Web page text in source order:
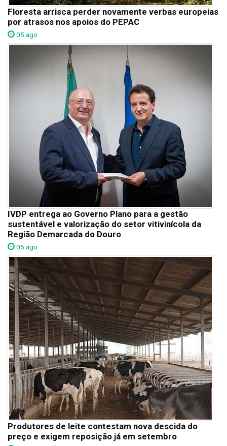
Floresta arrisca perder novamente verbas europeias
por atrasos nos apoios do PEPAC
05 ago
IVDP entrega ao Governo Plano para a gestão
sustentável e valorização do setor vitivinícola da
Região Demarcada do Douro
05 ago
Produtores de leite contestam nova descida do
preço e exigem reposição já em setembro